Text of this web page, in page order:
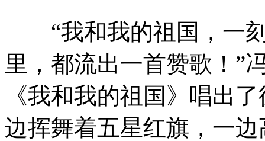
“我和我的祖国，一刻
里，都流出一首赞歌！”
《我和我的祖国》唱出
边挥舞着五星红旗，一